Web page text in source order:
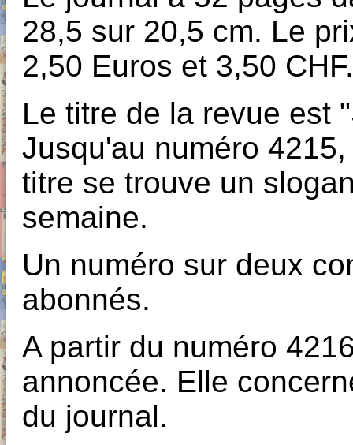
28,5 sur 20,5 cm. Le
2,50 Euros et 3,50 CHF.
Le titre de la revue est
Jusqu'au numéro
titre se trouve un
semaine.
Un numéro sur deux
abonnés.
A partir du numéro
annoncée. Elle
du journal.